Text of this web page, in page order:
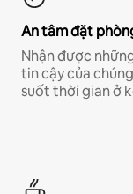
An tâm đặt
Nhận được
tin cậy của
suốt thời gian ở